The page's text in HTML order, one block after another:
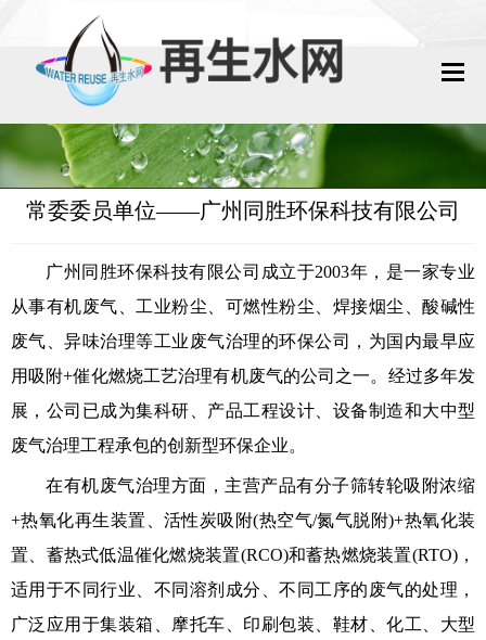
再生水动态
再生水知识
城镇污水回用
工业废水回用
技术资料
政策法规
学术前沿
常委委员单位——广州同胜环保科技有限公司
广州同胜环保科技有限公司成立于2003年，是一家专业
从事有机废气、工业粉尘、可燃性粉尘、焊接烟尘、酸碱性
废气、异味治理等工业废气治理的环保公司，为国内最早应
用吸附+催化燃烧工艺治理有机废气的公司之一。经过多年发
展，公司已成为集科研、产品工程设计、设备制造和大中型
废气治理工程承包的创新型环保企业。
在有机废气治理方面，主营产品有分子筛转轮吸附浓缩
+热氧化再生装置、活性炭吸附(热空气/氮气脱附)+热氧化装
置、蓄热式低温催化燃烧装置(RCO)和蓄热燃烧装置(RTO)，
适用于不同行业、不同溶剂成分、不同工序的废气的处理，
广泛应用于集装箱、摩托车、印刷包装、鞋材、化工、大型